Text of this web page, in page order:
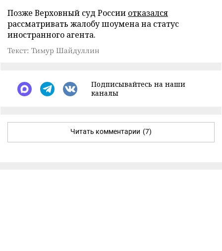
Позже Верховный суд России отказался
рассматривать жалобу шоумена на статус
иностранного агента.
Текст: Тимур Шайдуллин
Подписывайтесь на наши
каналы
Читать комментарии (7)